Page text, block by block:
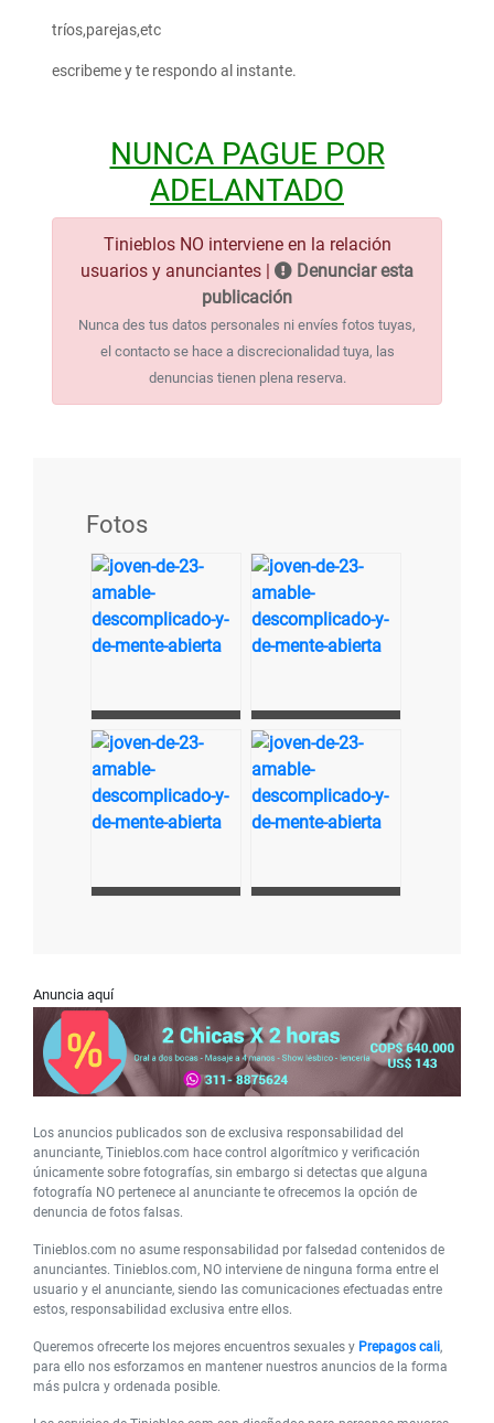
tríos,parejas,etc
escribeme y te respondo al instante.
NUNCA PAGUE POR
ADELANTADO
Tinieblos NO interviene en la relación
usuarios y anunciantes |
Denunciar esta
publicación
Nunca des tus datos personales ni envíes fotos tuyas,
el contacto se hace a discrecionalidad tuya, las
denuncias tienen plena reserva.
Fotos
Anuncia aquí
Los anuncios publicados son de exclusiva responsabilidad del
anunciante, Tinieblos.com hace control algorítmico y verificación
únicamente sobre fotografías, sin embargo si detectas que alguna
fotografía NO pertenece al anunciante te ofrecemos la opción de
denuncia de fotos falsas.
Tinieblos.com no asume responsabilidad por falsedad contenidos de
anunciantes. Tinieblos.com, NO interviene de ninguna forma entre el
usuario y el anunciante, siendo las comunicaciones efectuadas entre
estos, responsabilidad exclusiva entre ellos.
Queremos ofrecerte los mejores encuentros sexuales y Prepagos cali,
para ello nos esforzamos en mantener nuestros anuncios de la forma
más pulcra y ordenada posible.